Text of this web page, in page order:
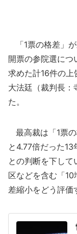
「1票の格差」
開票の参院選につ
求めた計16件の
大法廷（裁判長：
た。
最高裁は「1票
と4.77倍だった13
との判断を下して
区などを含む「
差縮小をどう評価